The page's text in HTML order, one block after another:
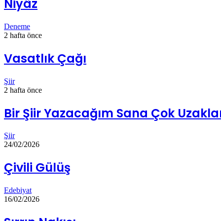
Niyâz
Deneme
2 hafta önce
Vasatlık Çağı
Şiir
2 hafta önce
Bir Şiir Yazacağım Sana Çok
Şiir
24/02/2026
Çivili Gülüş
Edebiyat
16/02/2026